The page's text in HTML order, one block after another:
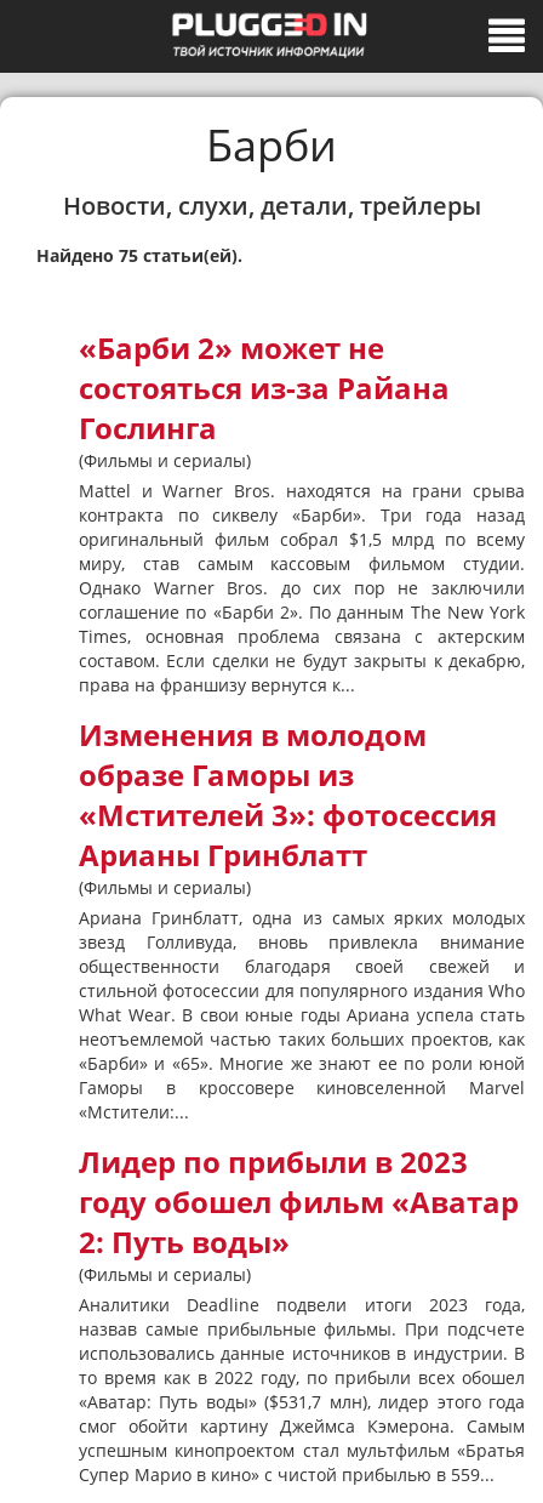
Барби
Новости, слухи, детали, трейлеры
Найдено 75 статьи(ей).
«Барби 2» может не
состояться из-за Райана
Гослинга
(Фильмы и сериалы)
Mattel и Warner Bros. находятся на грани срыва
контракта по сиквелу «Барби». Три года назад
оригинальный фильм собрал $1,5 млрд по всему
миру, став самым кассовым фильмом студии.
Однако Warner Bros. до сих пор не заключили
соглашение по «Барби 2». По данным The New York
Times, основная проблема связана с актерским
составом. Если сделки не будут закрыты к декабрю,
права на франшизу вернутся к...
Изменения в молодом
образе Гаморы из
«Мстителей 3»: фотосессия
Арианы Гринблатт
(Фильмы и сериалы)
Ариана Гринблатт, одна из самых ярких молодых
звезд Голливуда, вновь привлекла внимание
общественности благодаря своей свежей и
стильной фотосессии для популярного издания Who
What Wear. В свои юные годы Ариана успела стать
неотъемлемой частью таких больших проектов, как
«Барби» и «65». Многие же знают ее по роли юной
Гаморы в кроссовере киновселенной Marvel
«Мстители:...
Лидер по прибыли в 2023
году обошел фильм «Аватар
2: Путь воды»
(Фильмы и сериалы)
Аналитики Deadline подвели итоги 2023 года,
назвав самые прибыльные фильмы. При подсчете
использовались данные источников в индустрии. В
то время как в 2022 году, по прибыли всех обошел
«Аватар: Путь воды» ($531,7 млн), лидер этого года
смог обойти картину Джеймса Кэмерона. Самым
успешным кинопроектом стал мультфильм «Братья
Супер Марио в кино» с чистой прибылью в 559...